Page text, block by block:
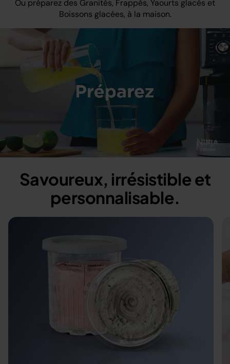
Ou préparez des Granités, Frappés, Yaourts glacés et
Boissons glacées, à la maison.
Savoureux, irrésistible et
personnalisable.